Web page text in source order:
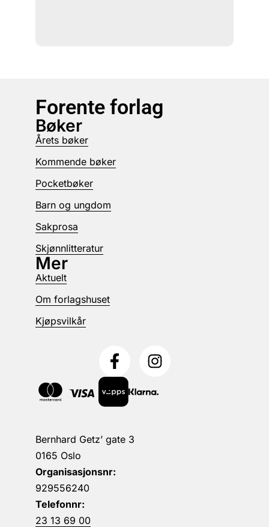
Forente forlag
Bernhard Getz’ gate 3
0165 Oslo
Organisasjonsnr:
929556240
Telefonnr:
23 13 69 00
Bøker
Årets bøker
Kommende bøker
Pocketbøker
Barn og ungdom
Sakprosa
Skjønnlitteratur
Mer
Aktuelt
Om forlagshuset
Kjøpsvilkår